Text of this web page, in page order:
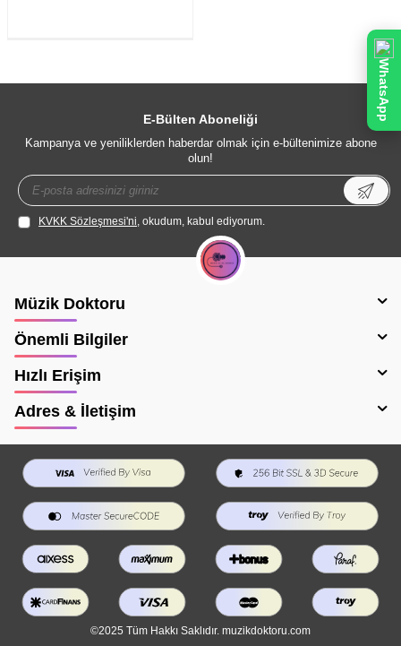
E-Bülten Aboneliği
Kampanya ve yeniliklerden haberdar olmak için e-bültenimize abone
olun!
KVKK Sözleşmesi'ni, okudum, kabul ediyorum.
Müzik Doktoru
Önemli Bilgiler
Hızlı Erişim
Adres & İletişim
©2025 Tüm Hakkı Saklıdır. muzikdoktoru.com
WhatsApp